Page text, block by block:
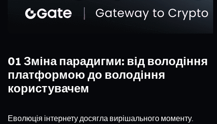
01 Зміна парадигми: від володіння
платформою до володіння
користувачем
Еволюція інтернету досягла вирішального моменту.